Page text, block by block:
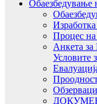
Обаезбедување
Процес на
Анкета
Условите